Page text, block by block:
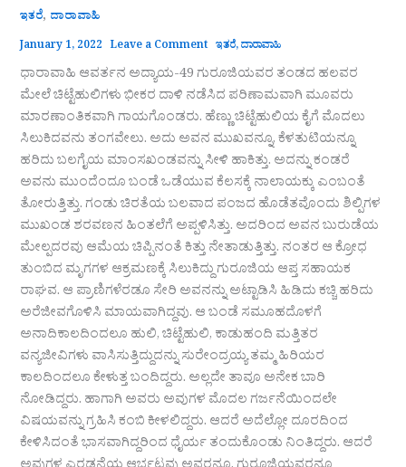
ಇತರೆ, ದಾರಾವಾಹಿ
January 1, 2022 Leave a Comment ಇತರೆ,ದಾರಾವಾಹಿ
ಧಾರಾವಾಹಿ ಆವರ್ತನ ಅದ್ಯಾಯ-49 ಗುರೂಜಿಯವರ ತಂಡದ ಹಲವರ
ಮೇಲೆ ಚಿಟ್ಟೆಹುಲಿಗಳು ಭೀಕರ ದಾಳಿ ನಡೆಸಿದ ಪರಿಣಾಮವಾಗಿ ಮೂವರು
ಮಾರಣಾಂತಿಕವಾಗಿ ಗಾಯಗೊಂಡರು. ಹೆಣ್ಣು ಚಿಟ್ಟೆಹುಲಿಯ ಕೈಗೆ ಮೊದಲು
ಸಿಲುಕಿದವನು ತಂಗವೇಲು. ಅದು ಅವನ ಮುಖವನ್ನೂ, ಕೆಳತುಟಿಯನ್ನೂ
ಹರಿದು ಬಲಗೈಯ ಮಾಂಸಖಂಡವನ್ನು ಸೀಳಿ ಹಾಕಿತ್ತು. ಅದನ್ನು ಕಂಡರೆ
ಅವನು ಮುಂದೆಂದೂ ಬಂಡೆ ಒಡೆಯುವ ಕೆಲಸಕ್ಕೆ ನಾಲಾಯಕ್ಕು ಎಂಬಂತೆ
ತೋರುತ್ತಿತ್ತು. ಗಂಡು ಚಿರತೆಯ ಬಲವಾದ ಪಂಜದ ಹೊಡೆತವೊಂದು ಶಿಲ್ಪಿಗಳ
ಮುಖಂಡ ಶರವಣನ ಹಿಂತಲೆಗೆ ಅಪ್ಪಳಿಸಿತ್ತು. ಅದರಿಂದ ಅವನ ಬುರುಡೆಯ
ಮೇಲ್ಪದರವು ಆಮೆಯ ಚಿಪ್ಪಿನಂತೆ ಕಿತ್ತು ನೇತಾಡುತ್ತಿತ್ತು. ನಂತರ ಆ ಕ್ರೋಧ
ತುಂಬಿದ ಮೃಗಗಳ ಆಕ್ರಮಣಕ್ಕೆ ಸಿಲುಕಿದ್ದು ಗುರೂಜಿಯ ಆಪ್ತ ಸಹಾಯಕ
ರಾಘವ. ಆ ಪ್ರಾಣಿಗಳೆರಡೂ ಸೇರಿ ಅವನನ್ನು ಅಟ್ಟಾಡಿಸಿ ಹಿಡಿದು ಕಚ್ಚಿ ಹರಿದು
ಅರೆಜೀವಗೊಳಿಸಿ ಮಾಯವಾಗಿದ್ದವು. ಆ ಬಂಡೆ ಸಮೂಹದೊಳಗೆ
ಅನಾದಿಕಾಲದಿಂದಲೂ ಹುಲಿ, ಚಿಟ್ಟೆಹುಲಿ, ಕಾಡುಹಂದಿ ಮತ್ತಿತರ
ವನ್ಯಜೀವಿಗಳು ವಾಸಿಸುತ್ತಿದ್ದುದನ್ನು ಸುರೇಂದ್ರಯ್ಯ ತಮ್ಮ ಹಿರಿಯರ
ಕಾಲದಿಂದಲೂ ಕೇಳುತ್ತ ಬಂದಿದ್ದರು. ಅಲ್ಲದೇ ತಾವೂ ಅನೇಕ ಬಾರಿ
ನೋಡಿದ್ದರು. ಹಾಗಾಗಿ ಅವರು ಅವುಗಳ ಮೊದಲ ಗರ್ಜನೆಯಿಂದಲೇ
ವಿಷಯವನ್ನು ಗ್ರಹಿಸಿ ಕಂಬಿ ಕೀಳಲಿದ್ದರು. ಆದರೆ ಅದೆಲ್ಲೋ ದೂರದಿಂದ
ಕೇಳಿಸಿದಂತೆ ಭಾಸವಾಗಿದ್ದರಿಂದ ಧೈರ್ಯ ತಂದುಕೊಂಡು ನಿಂತಿದ್ದರು. ಆದರೆ